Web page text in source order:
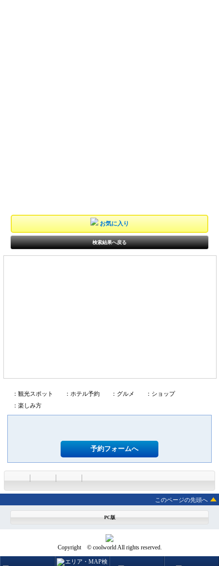
お気に入り
検索結果へ戻る
：観光スポット ：ホテル予約 ：グルメ
：ショップ
：楽しみ方
予約フォームへ
このページの先頭へ
PC版
Copyright © coolworld All rights reserved.